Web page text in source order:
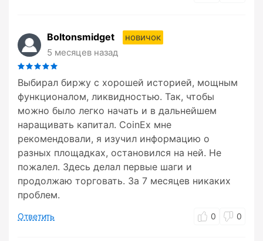
Boltonsmidget
новичок
5 месяцев назад
Выбирал биржу с хорошей историей, мощным
функционалом, ликвидностью. Так, чтобы
можно было легко начать и в дальнейшем
наращивать капитал. CoinEx мне
рекомендовали, я изучил информацию о
разных площадках, остановился на ней. Не
пожалел. Здесь делал первые шаги и
продолжаю торговать. За 7 месяцев никаких
проблем.
Ответить 0 0